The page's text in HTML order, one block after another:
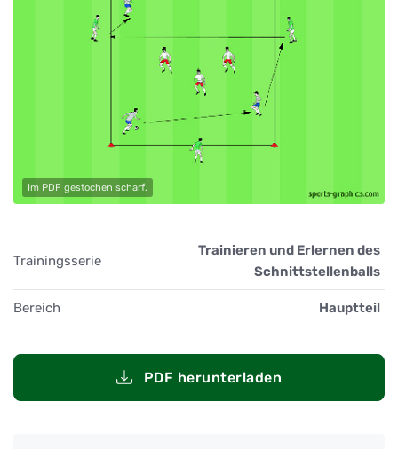
Im PDF gestochen scharf.
Trainingsserie
Trainieren und Erlernen des
Schnittstellenballs
Bereich Hauptteil
PDF herunterladen